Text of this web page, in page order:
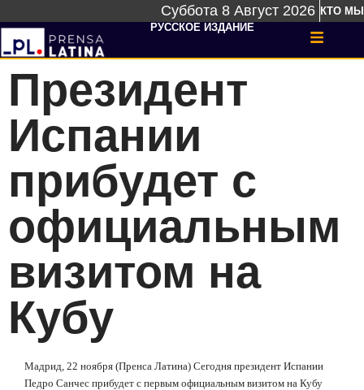
Суббота 8 Август 2026 КТО МЫ
РУССКОЕ ИЗДАНИЕ
Президент
Испании
прибудет с
официальным
визитом на
Кубу
Мадрид, 22 ноября (Пренса Латина) Сегодня президент Испании
Педро Санчес прибудет с первым официальным визитом на Кубу